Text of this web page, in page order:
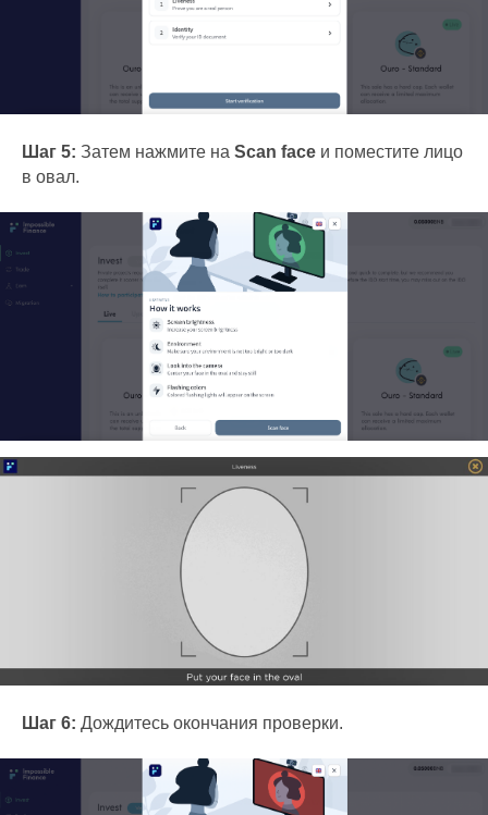
Шаг 5: Затем нажмите на Scan face и поместите лицо
в овал.
Шаг 6: Дождитесь окончания проверки.